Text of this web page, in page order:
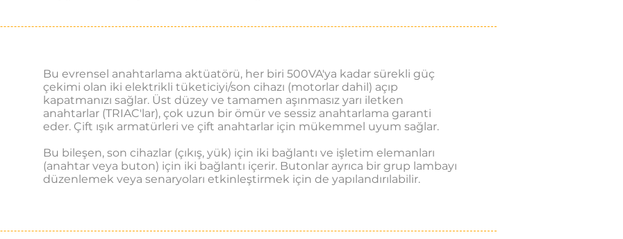
Bu evrensel anahtarlama aktüatörü, her biri 500VA'ya kadar sürekli güç
çekimi olan iki elektrikli tüketiciyi/son cihazı (motorlar dahil) açıp
kapatmanızı sağlar. Üst düzey ve tamamen aşınmasız yarı iletken
anahtarlar (TRIAC'lar), çok uzun bir ömür ve sessiz anahtarlama garanti
eder. Çift ışık armatürleri ve çift anahtarlar için mükemmel uyum sağlar.
Bu bileşen, son cihazlar (çıkış, yük) için iki bağlantı ve işletim elemanları
(anahtar veya buton) için iki bağlantı içerir. Butonlar ayrıca bir grup lambayı
düzenlemek veya senaryoları etkinleştirmek için de yapılandırılabilir.